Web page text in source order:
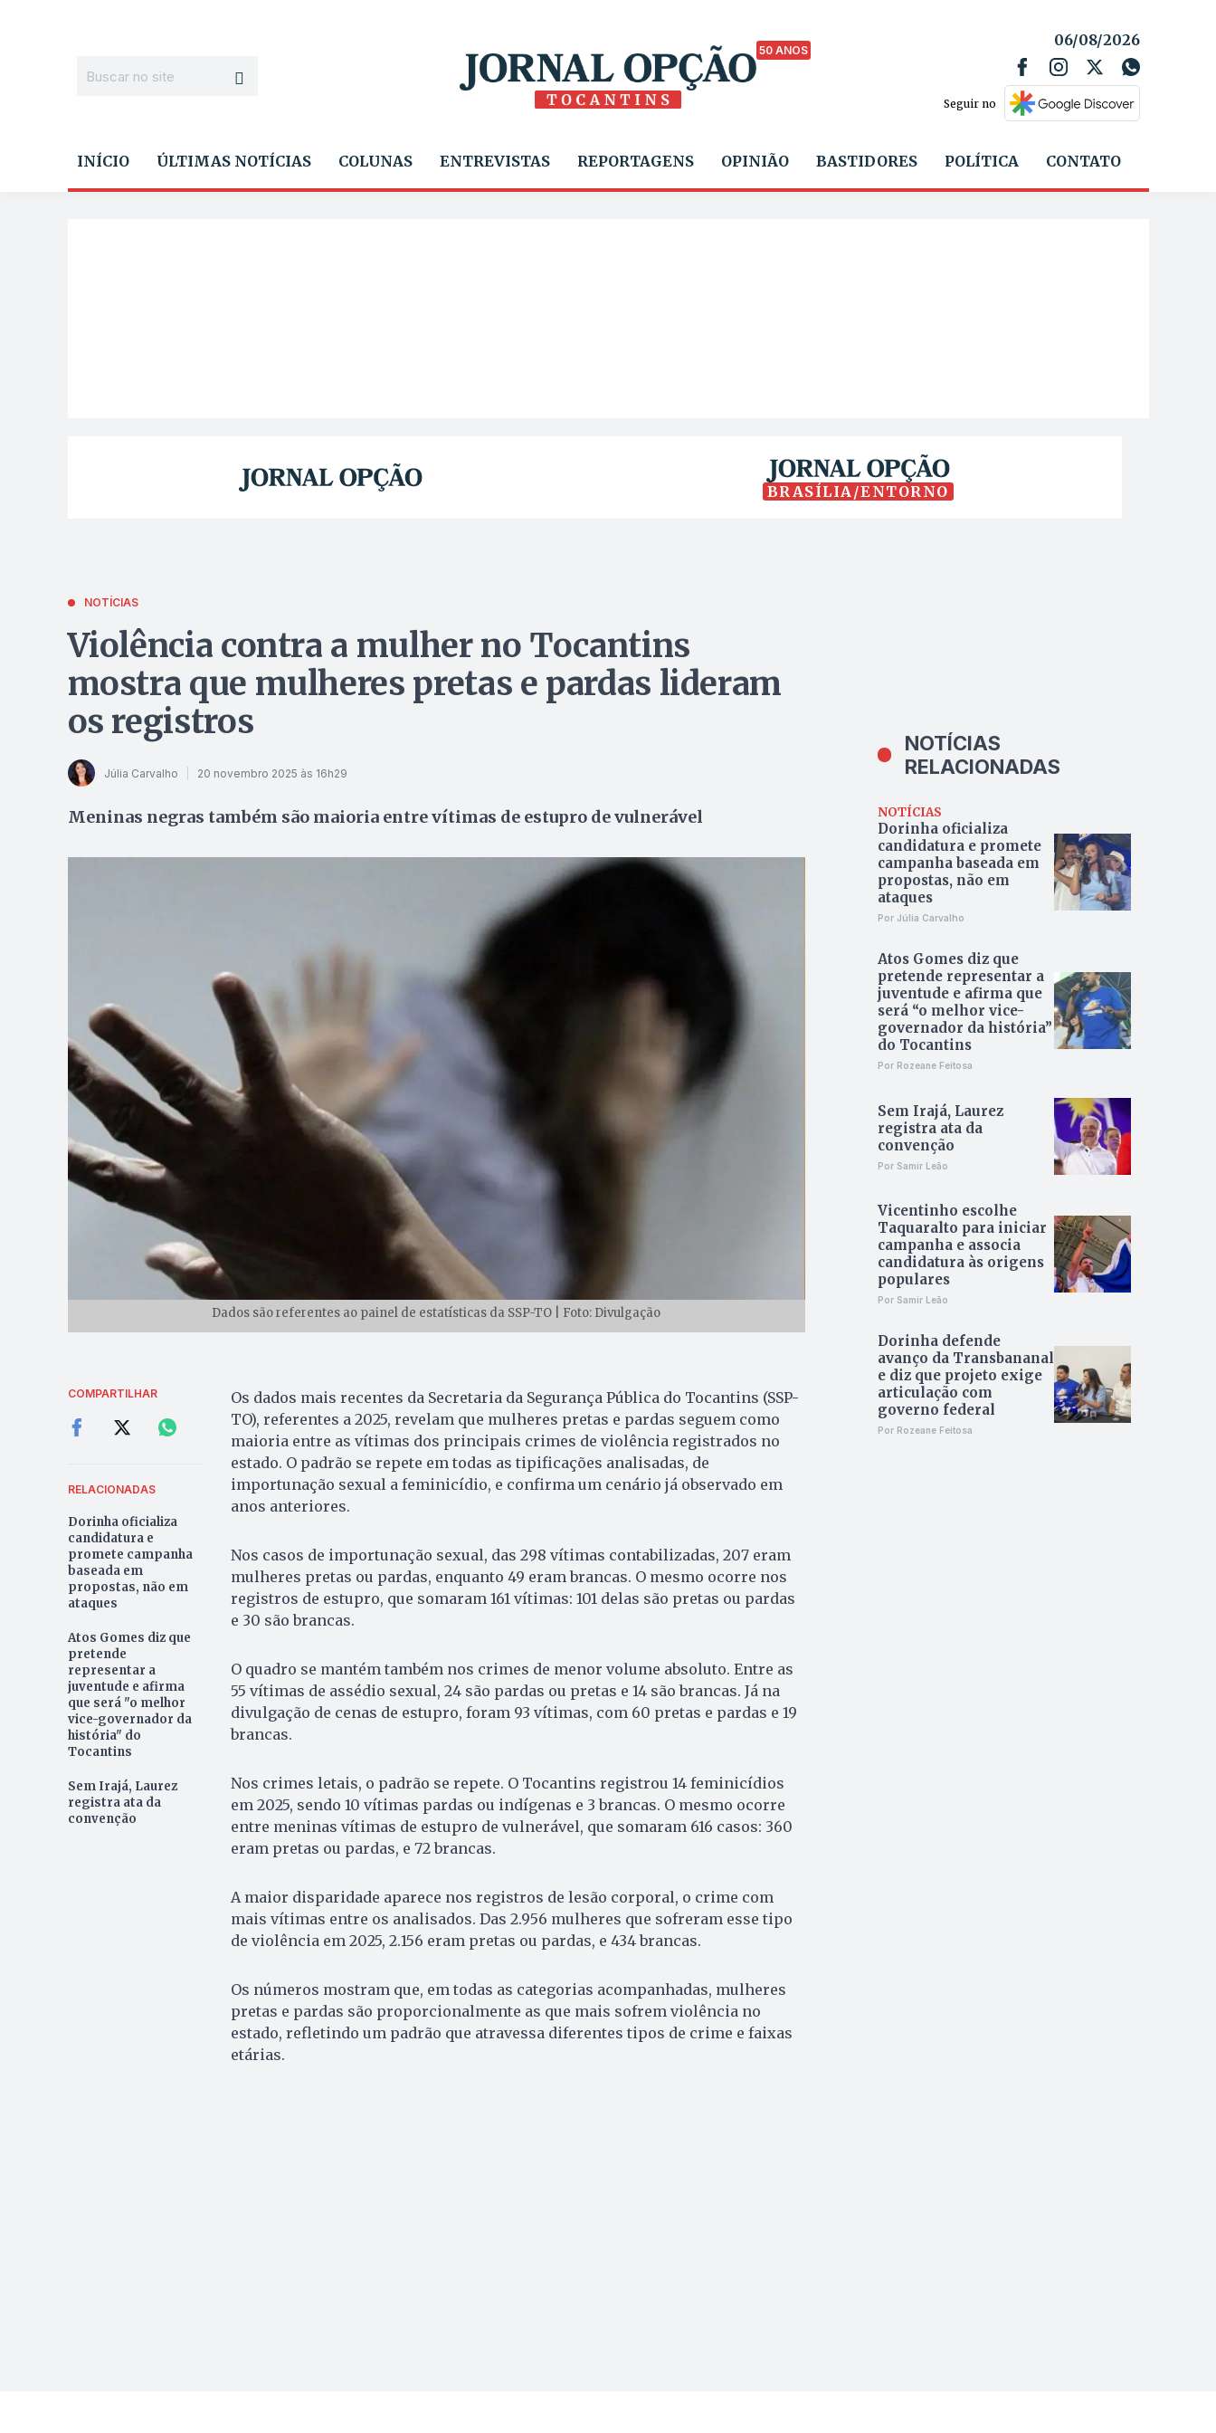
50 ANOS
06/08/2026
Seguir no
INÍCIO ÚLTIMAS NOTÍCIAS COLUNAS ENTREVISTAS REPORTAGENS OPINIÃO BASTIDORES POLÍTICA CONTATO
BRASÍLIA/ENTORNO
NOTÍCIAS
Violência contra a mulher no Tocantins
mostra que mulheres pretas e pardas lideram
os registros
Júlia Carvalho 20 novembro 2025 às 16h29
Meninas negras também são maioria entre vítimas de estupro de vulnerável
Dados são referentes ao painel de estatísticas da SSP-TO | Foto: Divulgação
COMPARTILHAR
RELACIONADAS
Dorinha oficializa
candidatura e
promete campanha
baseada em
propostas, não em
ataques
Atos Gomes diz que
pretende
representar a
juventude e afirma
que será "o melhor
vice-governador da
história" do
Tocantins
Sem Irajá, Laurez
registra ata da
convenção
Os dados mais recentes da Secretaria da Segurança Pública do Tocantins (SSP-
TO), referentes a 2025, revelam que mulheres pretas e pardas seguem como
maioria entre as vítimas dos principais crimes de violência registrados no
estado. O padrão se repete em todas as tipificações analisadas, de
importunação sexual a feminicídio, e confirma um cenário já observado em
anos anteriores.
Nos casos de importunação sexual, das 298 vítimas contabilizadas, 207 eram
mulheres pretas ou pardas, enquanto 49 eram brancas. O mesmo ocorre nos
registros de estupro, que somaram 161 vítimas: 101 delas são pretas ou pardas
e 30 são brancas.
O quadro se mantém também nos crimes de menor volume absoluto. Entre as
55 vítimas de assédio sexual, 24 são pardas ou pretas e 14 são brancas. Já na
divulgação de cenas de estupro, foram 93 vítimas, com 60 pretas e pardas e 19
brancas.
Nos crimes letais, o padrão se repete. O Tocantins registrou 14 feminicídios
em 2025, sendo 10 vítimas pardas ou indígenas e 3 brancas. O mesmo ocorre
entre meninas vítimas de estupro de vulnerável, que somaram 616 casos: 360
eram pretas ou pardas, e 72 brancas.
A maior disparidade aparece nos registros de lesão corporal, o crime com
mais vítimas entre os analisados. Das 2.956 mulheres que sofreram esse tipo
de violência em 2025, 2.156 eram pretas ou pardas, e 434 brancas.
Os números mostram que, em todas as categorias acompanhadas, mulheres
pretas e pardas são proporcionalmente as que mais sofrem violência no
estado, refletindo um padrão que atravessa diferentes tipos de crime e faixas
etárias.
NOTÍCIAS
RELACIONADAS
NOTÍCIAS
Dorinha oficializa
candidatura e promete
campanha baseada em
propostas, não em
ataques
Por Júlia Carvalho
Atos Gomes diz que
pretende representar a
juventude e afirma que
será “o melhor vice-
governador da história”
do Tocantins
Por Rozeane Feitosa
Sem Irajá, Laurez
registra ata da
convenção
Por Samir Leão
Vicentinho escolhe
Taquaralto para iniciar
campanha e associa
candidatura às origens
populares
Por Samir Leão
Dorinha defende
avanço da Transbananal
e diz que projeto exige
articulação com
governo federal
Por Rozeane Feitosa